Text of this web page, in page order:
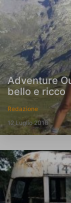
Adventure
bello e ricco
Redazione
12 Luglio 2016